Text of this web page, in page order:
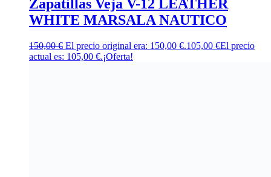
Zapatillas Veja V-12 LEATHER
WHITE MARSALA NAUTICO
150,00€ El precio original era: 150,00 €.105,00 €El precio
actual es: 105,00 €.¡Oferta!